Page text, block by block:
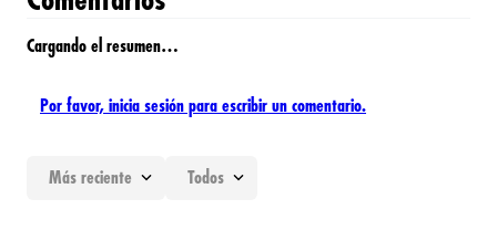
Cargando el resumen…
Por favor, inicia sesión para escribir un comentario.
Más reciente Todos